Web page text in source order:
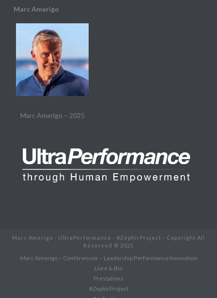
Marc Amerigo
Marc Amerigo – 2025
Marc Amerigo - UltraPerformance - #ZephirProject - Copyright All
Reserved © 2021
Marc Amerigo – Conférencier – Leadership Performance Innovation
Livre & Bio
Prestations
#ZephirProject